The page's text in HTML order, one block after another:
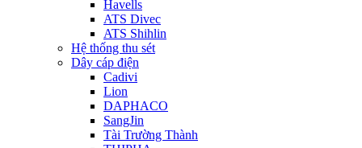
Havells
ATS Divec
ATS Shihlin
Hệ thống thu sét
Dây cáp điện
Cadivi
Lion
DAPHACO
SangJin
Tài Trường Thành